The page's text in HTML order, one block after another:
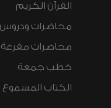
القرآن الكريم
محاضرات ودروس
محاضرات مفرغة
خطب جمعة
الكتاب المسموع